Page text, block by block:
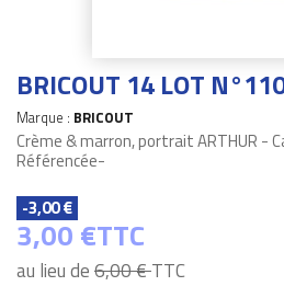
BRICOUT 14 LOT
Marque : BRICOUT
Crème & marron, portrait ARTHUR -
Référencée-
-3,00 €
3,00 €TTC
au lieu de6,00 €TTC